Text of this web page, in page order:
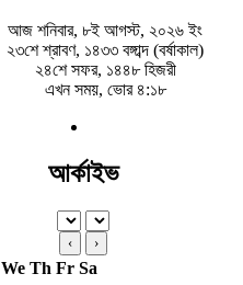
আজ শনিবার, ৮ই আগস্ট, ২০২৬ ইং
২৩শে শ্রাবণ, ১৪৩৩ বঙ্গাব্দ (বর্ষাকাল)
২৪শে সফর, ১৪৪৮ হিজরী
এখন সময়, ভোর ৪:১৮
আর্কাইভ
‹ ›
We Th Fr Sa